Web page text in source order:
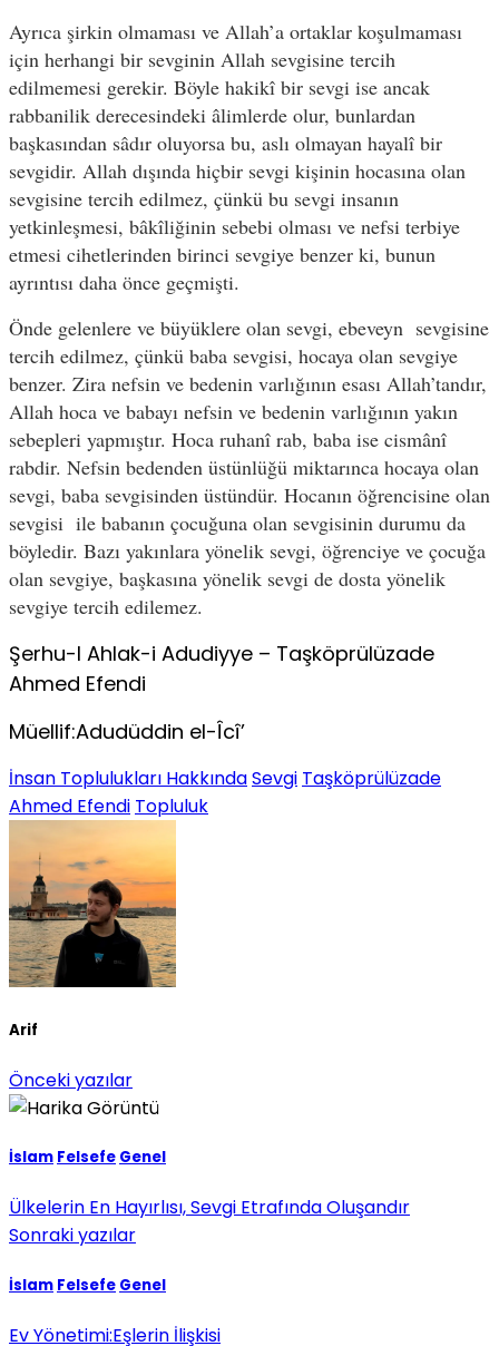
Ayrıca şirkin olmaması ve Allah’a ortaklar koşulmaması
için herhangi bir sevginin Allah sevgisine tercih
edilmemesi gerekir. Böyle hakikî bir sevgi ise ancak
rabbanilik derecesindeki âlimlerde olur, bunlardan
başkasından sâdır oluyorsa bu, aslı olmayan hayalî bir
sevgidir. Allah dışında hiçbir sevgi kişinin hocasına olan
sevgisine tercih edilmez, çünkü bu sevgi insanın
yetkinleşmesi, bâkîliğinin sebebi olması ve nefsi terbiye
etmesi cihetlerinden birinci sevgiye benzer ki, bunun
ayrıntısı daha önce geçmişti.
Önde gelenlere ve büyüklere olan sevgi, ebeveyn sevgisine
tercih edilmez, çünkü baba sevgisi, hocaya olan sevgiye
benzer. Zira nefsin ve bedenin varlığının esası Allah’tandır,
Allah hoca ve babayı nefsin ve bedenin varlığının yakın
sebepleri yapmıştır. Hoca ruhanî rab, baba ise cismânî
rabdir. Nefsin bedenden üstünlüğü miktarınca hocaya olan
sevgi, baba sevgisinden üstündür. Hocanın öğrencisine olan
sevgisi ile babanın çocuğuna olan sevgisinin durumu da
böyledir. Bazı yakınlara yönelik sevgi, öğrenciye ve çocuğa
olan sevgiye, başkasına yönelik sevgi de dosta yönelik
sevgiye tercih edilemez.
Şerhu-l Ahlak-i Adudiyye – Taşköprülüzade
Ahmed Efendi
Müellif:Adudüddin el-Îcî’
İnsan Toplulukları HakkındaSevgi Taşköprülüzade
Ahmed Efendi Topluluk
Arif
Önceki yazılar
İslam Felsefe Genel
Ülkelerin En Hayırlısı, Sevgi Etrafında Oluşandır
Sonraki yazılar
İslam Felsefe Genel
Ev Yönetimi:Eşlerin İlişkisi